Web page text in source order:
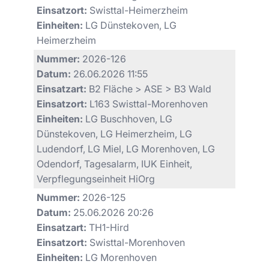
Einsatzort: Swisttal-Heimerzheim
Einheiten: LG Dünstekoven, LG
Heimerzheim
Nummer: 2026-126
Datum: 26.06.2026 11:55
Einsatzart: B2 Fläche > ASE > B3 Wald
Einsatzort: L163 Swisttal-Morenhoven
Einheiten: LG Buschhoven, LG
Dünstekoven, LG Heimerzheim, LG
Ludendorf, LG Miel, LG Morenhoven, LG
Odendorf, Tagesalarm, IUK Einheit,
Verpflegungseinheit HiOrg
Nummer: 2026-125
Datum: 25.06.2026 20:26
Einsatzart: TH1-Hird
Einsatzort: Swisttal-Morenhoven
Einheiten: LG Morenhoven